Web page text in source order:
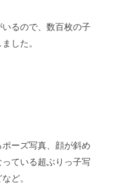
るので、数百枚の子
した。
ーズ写真、顔が斜め
ている超ぶりっ子写
ど。